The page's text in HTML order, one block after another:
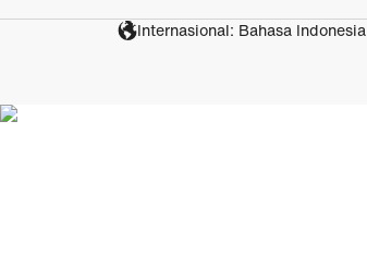
Internasional: Bahasa Indonesia